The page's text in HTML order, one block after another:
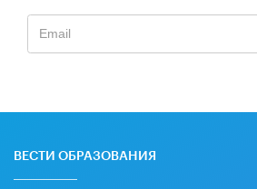
ВЕСТИ ОБРАЗОВАНИЯ